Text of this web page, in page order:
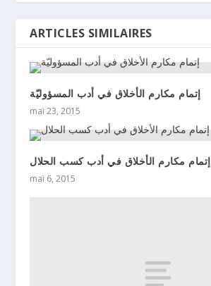
ARTICLES SIMILAIRES
إتمام مكارم الأخلاق في أدب المسؤوليّة
mai 23, 2015
إتمام مكارم الأخلاق في أدب كسب الحلال
mai 6, 2015